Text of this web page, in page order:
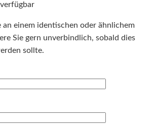
an einem identischen oder ähnlichem
Sie gern unverbindlich, sobald dies
sollte.